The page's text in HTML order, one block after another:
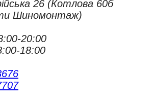
26 (Котлова 60б
Шиномонтаж)
20:00
18:00